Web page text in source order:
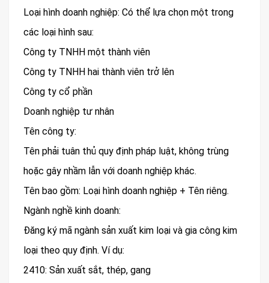
Loại hình doanh nghiệp: Có thể lựa chọn một trong
các loại hình sau:
Công ty TNHH một thành viên
Công ty TNHH hai thành viên trở lên
Công ty cổ phần
Doanh nghiệp tư nhân
Tên công ty:
Tên phải tuân thủ quy định pháp luật, không trùng
hoặc gây nhầm lẫn với doanh nghiệp khác.
Tên bao gồm: Loại hình doanh nghiệp + Tên riêng.
Ngành nghề kinh doanh:
Đăng ký mã ngành sản xuất kim loại và gia công kim
loại theo quy định. Ví dụ:
2410: Sản xuất sắt, thép, gang